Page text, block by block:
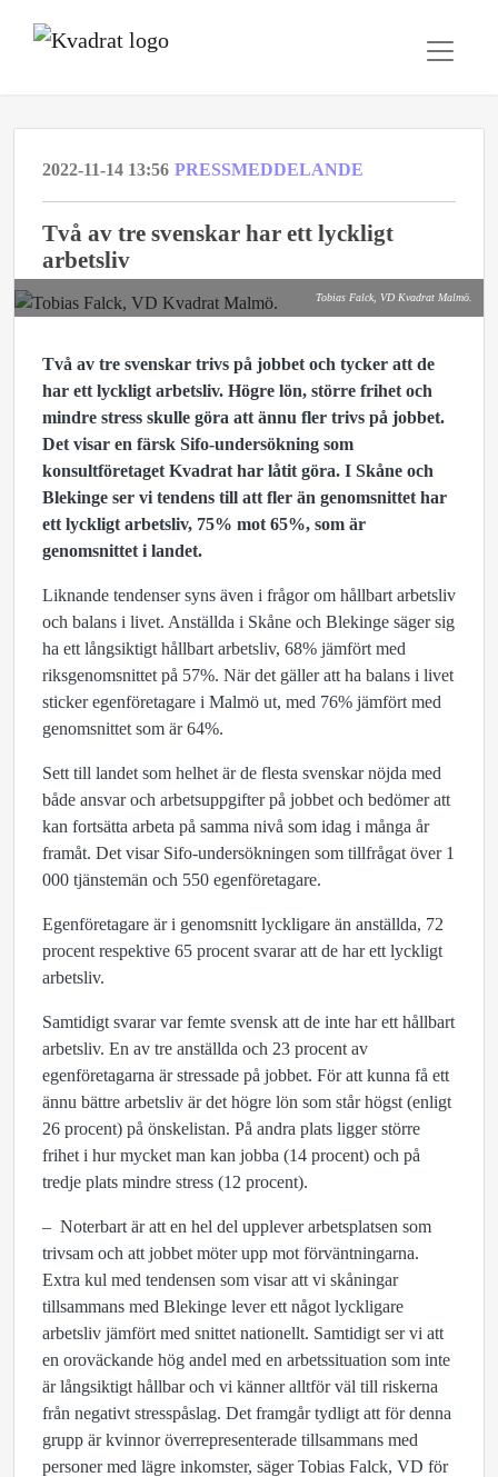
2022-11-14 13:56 PRESSMEDDELANDE
Två av tre svenskar har ett lyckligt
arbetsliv
Tobias Falck, VD Kvadrat Malmö.
Två av tre svenskar trivs på jobbet och tycker att de
har ett lyckligt arbetsliv. Högre lön, större frihet och
mindre stress skulle göra att ännu fler trivs på jobbet.
Det visar en färsk Sifo-undersökning som
konsultföretaget Kvadrat har låtit göra. I Skåne och
Blekinge ser vi tendens till att fler än genomsnittet har
ett lyckligt arbetsliv, 75% mot 65%, som är
genomsnittet i landet.
Liknande tendenser syns även i frågor om hållbart arbetsliv
och balans i livet. Anställda i Skåne och Blekinge säger sig
ha ett långsiktigt hållbart arbetsliv, 68% jämfört med
riksgenomsnittet på 57%. När det gäller att ha balans i livet
sticker egenföretagare i Malmö ut, med 76% jämfört med
genomsnittet som är 64%.
Sett till landet som helhet är de flesta svenskar nöjda med
både ansvar och arbetsuppgifter på jobbet och bedömer att
kan fortsätta arbeta på samma nivå som idag i många år
framåt. Det visar Sifo-undersökningen som tillfrågat över 1
000 tjänstemän och 550 egenföretagare.
Egenföretagare är i genomsnitt lyckligare än anställda, 72
procent respektive 65 procent svarar att de har ett lyckligt
arbetsliv.
Samtidigt svarar var femte svensk att de inte har ett hållbart
arbetsliv. En av tre anställda och 23 procent av
egenföretagarna är stressade på jobbet. För att kunna få ett
ännu bättre arbetsliv är det högre lön som står högst (enligt
26 procent) på önskelistan. På andra plats ligger större
frihet i hur mycket man kan jobba (14 procent) och på
tredje plats mindre stress (12 procent).
– Noterbart är att en hel del upplever arbetsplatsen som
trivsam och att jobbet möter upp mot förväntningarna.
Extra kul med tendensen som visar att vi skåningar
tillsammans med Blekinge lever ett något lyckligare
arbetsliv jämfört med snittet nationellt. Samtidigt ser vi att
en oroväckande hög andel med en arbetssituation som inte
är långsiktigt hållbar och vi känner alltför väl till riskerna
från negativt stresspåslag. Det framgår tydligt att för denna
grupp är kvinnor överrepresenterade tillsammans med
personer med lägre inkomster, säger Tobias Falck, VD för